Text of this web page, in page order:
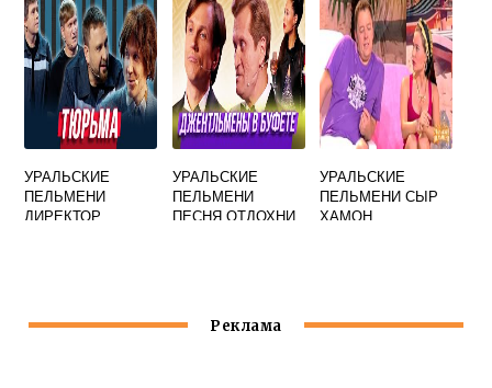
УРАЛЬСКИЕ
ПЕЛЬМЕНИ
ДИРЕКТОР
УРАЛЬСКИЕ
ПЕЛЬМЕНИ
ПЕСНЯ ОТДОХНИ
УРАЛЬСКИЕ
ПЕЛЬМЕНИ СЫР
ХАМОН
Реклама